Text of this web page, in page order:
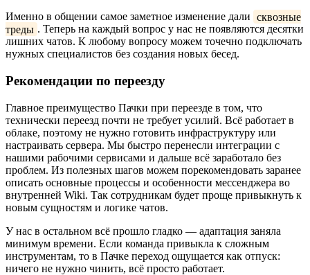
Именно в общении самое заметное изменение дали сквозные
треды . Теперь на каждый вопрос у нас не появляются десятки
лишних чатов. К любому вопросу можем точечно подключать
нужных специалистов без создания новых бесед.
Рекомендации по переезду
Главное преимущество Пачки при переезде в том, что
технически переезд почти не требует усилий. Всё работает в
облаке, поэтому не нужно готовить инфраструктуру или
настраивать сервера. Мы быстро перенесли интеграции с
нашими рабочими сервисами и дальше всё заработало без
проблем. Из полезных шагов можем порекомендовать заранее
описать основные процессы и особенности мессенджера во
внутренней Wiki. Так сотрудникам будет проще привыкнуть к
новым сущностям и логике чатов.
У нас в остальном всё прошло гладко — адаптация заняла
минимум времени. Если команда привыкла к сложным
инструментам, то в Пачке переход ощущается как отпуск:
ничего не нужно чинить, всё просто работает.